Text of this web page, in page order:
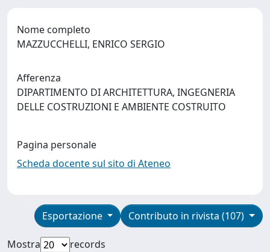
Nome completo
MAZZUCCHELLI, ENRICO SERGIO
Afferenza
DIPARTIMENTO DI ARCHITETTURA, INGEGNERIA
DELLE COSTRUZIONI E AMBIENTE COSTRUITO
Pagina personale
Scheda docente sul sito di Ateneo
Contributo in rivista (107)
Esportazione
Mostra
records